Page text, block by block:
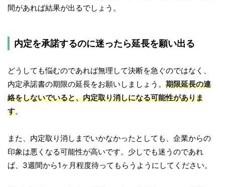
間があれば結果が出るでしょう。
内定を承諾するのに迷ったら延長を願い出る
どうしても悩むのであれば無理して決断を急ぐのではなく、
内定承諾書の期限の延長をお願いしましょう。 期限延長の連
絡をしないでいると、内定取り消しになる可能性がありま
す。
また、内定取り消しまでいかなかったとしても、企業からの
印象は悪くなる可能性が高いです。少しでも迷うのであれ
ば、3週間から1ヶ月程度待ってもらうようにしてください。